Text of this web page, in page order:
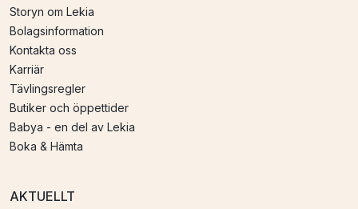
Storyn om Lekia
Bolagsinformation
Kontakta oss
Karriär
Tävlingsregler
Butiker och öppettider
Babya - en del av Lekia
Boka & Hämta
AKTUELLT